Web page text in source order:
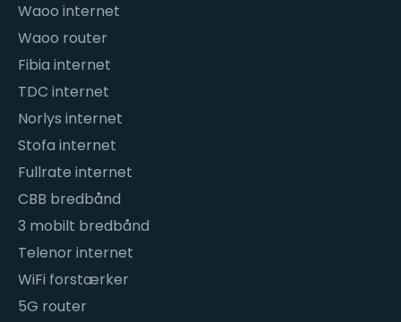
Waoo internet
Waoo router
Fibia internet
TDC internet
Norlys internet
Stofa internet
Fullrate internet
CBB bredbånd
3 mobilt bredbånd
Telenor internet
WiFi forstærker
5G router